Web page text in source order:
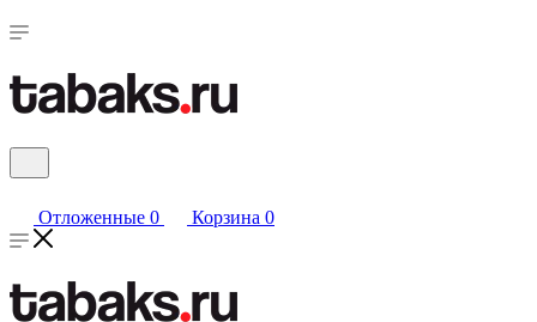
Отложенные 0 Корзина 0